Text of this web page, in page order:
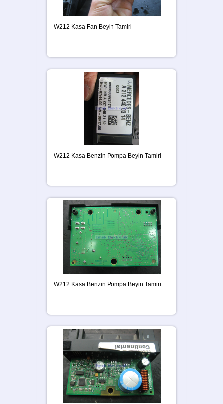
W212 Kasa Fan Beyin Tamiri
W212 Kasa Benzin Pompa Beyin Tamiri
W212 Kasa Benzin Pompa Beyin Tamiri